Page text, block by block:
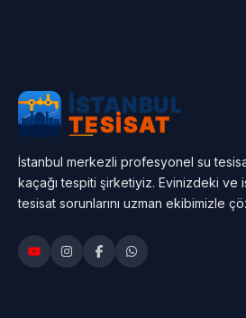
İstanbul merkezli profesyonel su
kaçağı tespiti şirketiyiz. Evinizdeki ve
tesisat sorunlarını uzman ekibimizle